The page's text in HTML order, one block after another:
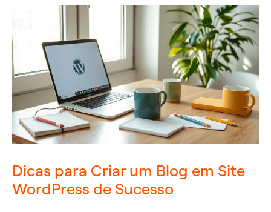
Dicas para Criar um Blog em Site
WordPress de Sucesso